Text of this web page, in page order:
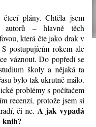
plány. Chtěla jsem
autorů – hlavně těch
která čte jako drak v
postupujícím rokem ale
váznout. Do popředí se
školy a nějaká ta
bylo tak ukrutně málo.
problémy s počítačem
recenzí, protože jsem si
či ne. A jak vypadá
knih?